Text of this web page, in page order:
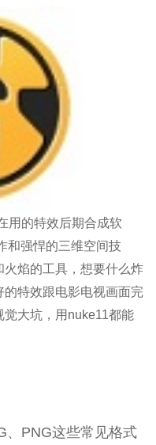
用的特效后期合成软
和强悍的三维空间技
焰的工具，想要什么炸
特效跟电影电视画面完
大坑，用nuke11都能
PNG这些常见格式